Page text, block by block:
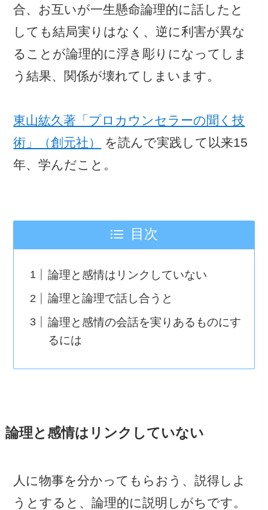
合、お互いが一生懸命論理的に話したと
しても結局実りはなく、逆に利害が異な
ることが論理的に浮き彫りになってしま
う結果、関係が壊れてしまいます。
東山紘久著「プロカウンセラーの聞く技
術」（創元社）
を読んで実践して以来15
年、学んだこと。
目次
論理と感情はリンクしていない
論理と論理で話し合うと
論理と感情の会話を実りあるものにす
るには
論理と感情はリンクしていない
人に物事を分かってもらおう、説得しよ
うとすると、論理的に説明しがちです。